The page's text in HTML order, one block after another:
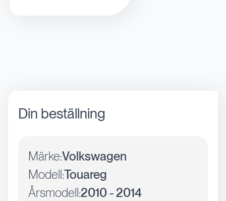
Din beställning
Märke:Volkswagen
Modell:Touareg
Årsmodell:2010 - 2014